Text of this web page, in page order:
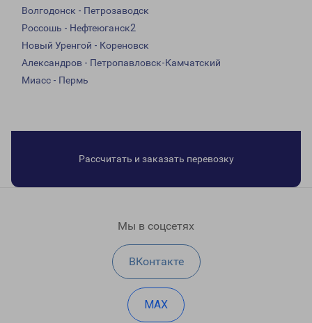
Волгодонск - Петрозаводск
Россошь - Нефтеюганск2
Новый Уренгой - Кореновск
Александров - Петропавловск-Камчатский
Миасс - Пермь
Рассчитать и заказать перевозку
Мы в соцсетях
ВКонтакте
MAX